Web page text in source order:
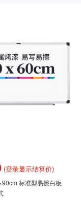
(登录显示结算价)
标准型易擦白板